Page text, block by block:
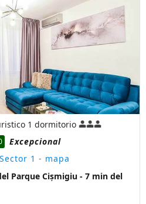
1 dormitorio
Excepcional
1 - mapa
Parque Cișmigiu - 7 min del